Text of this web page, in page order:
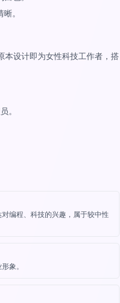
。
本设计即为女性科技工作者，搭
。
编程、科技的兴趣，属于较中性
象。